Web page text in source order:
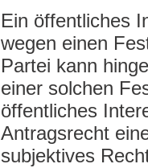
Ein öffentliches
wegen einen
Partei kann
einer solchen
öffentliches
Antragsrecht
subjektives